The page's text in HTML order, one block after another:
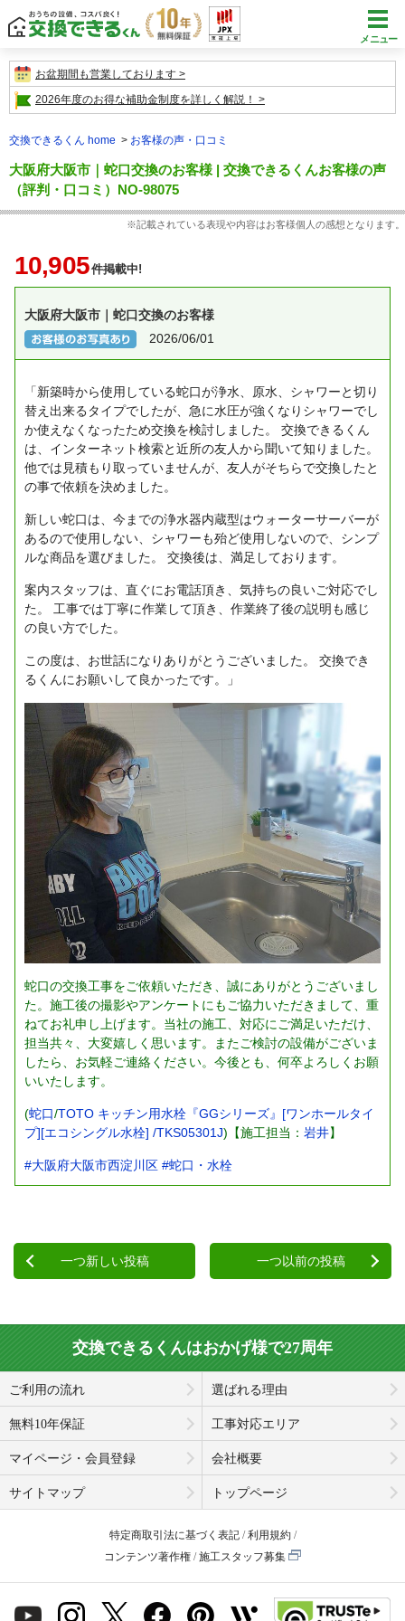
メニュー
お盆期間も営業しております
2026年度のお得な補助金制度を詳しく解説！
交換できるくん home お客様の声・口コミ
大阪府大阪市｜蛇口交換のお客様 | 交換できるくんお客様の声
（評判・口コミ）NO-98075
※記載されている表現や内容はお客様個人の感想となります。
10,905件掲載中!
大阪府大阪市｜蛇口交換のお客様
2026/06/01
「新築時から使用している蛇口が浄水、原水、シャワーと切り
替え出来るタイプでしたが、急に水圧が強くなりシャワーでし
か使えなくなったため交換を検討しました。
交換できるくん
は、インターネット検索と近所の友人から聞いて知りました。
他では見積もり取っていませんが、友人がそちらで交換したと
の事で依頼を決めました。
新しい蛇口は、今までの浄水器内蔵型はウォーターサーバーが
あるので使用しない、シャワーも殆ど使用しないので、シンプ
ルな商品を選びました。
交換後は、満足しております。
案内スタッフは、直ぐにお電話頂き、気持ちの良いご対応でし
た。
工事では丁寧に作業して頂き、作業終了後の説明も感じ
の良い方でした。
この度は、お世話になりありがとうございました。
交換でき
るくんにお願いして良かったです。」
蛇口の交換工事をご依頼いただき、誠にありがとうございまし
た。施工後の撮影やアンケートにもご協力いただきまして、重
ねてお礼申し上げます。当社の施工、対応にご満足いただけ、
担当共々、大変嬉しく思います。またご検討の設備がございま
したら、お気軽ご連絡ください。今後とも、何卒よろしくお願
いいたします。
(蛇口/TOTO キッチン用水栓『GGシリーズ』[ワンホールタイ
プ][エコシングル水栓] /TKS05301J)【施工担当： 岩井】
#大阪府大阪市西淀川区 #蛇口・水栓
一つ新しい投稿 一つ以前の投稿
交換できるくんはおかげ様で27周年
ご利用の流れ 選ばれる理由
無料10年保証 工事対応エリア
マイページ・会員登録 会社概要
サイトマップ トップページ
特定商取引法に基づく表記
利用規約
コンテンツ著作権
施工スタッフ募集